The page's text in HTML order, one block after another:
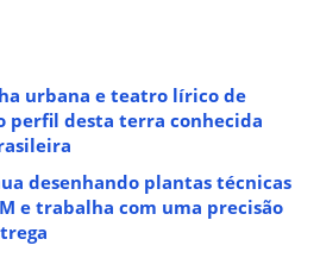
urbana e teatro lírico de
perfil desta terra conhecida
desenhando plantas técnicas
e trabalha com uma precisão